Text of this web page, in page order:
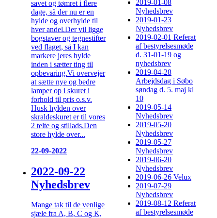
savet og tømret i flere
dage, så der nu er en
hylde og overhylde til
hver andel.Der vil ligge
bogstaver og tegnestifter
ved flaget, så I kan
markere jeres hylde
inden i sætter ting til
opbevaring.Vi overvejer
at sætte nye og bedre
lamper op i skuret i
forhold til pris o.s.v.
Husk hylden over
skraldeskuret er til vores
2 telte og stillads.Den
store hylde over...
22-09-2022
2022-09-22
Nyhedsbrev
Mange tak til de venlige
sjæle fra A, B, C og K,
2019-01-08
Nyhedsbrev
2019-01-23
Nyhedsbrev
2019-02-01 Referat
af bestyrelsesmøde
d. 31-01-19 og
nyhedsbrev
2019-04-28
Arbejdsdag i Søbo
søndag d. 5. maj kl
10
2019-05-14
Nyhedsbrev
2019-05-20
Nyhedsbrev
2019-05-27
Nyhedsbrev
2019-06-20
Nyhedsbrev
2019-06-26 Velux
2019-07-29
Nyhedsbrev
2019-08-12 Referat
af bestyrelsesmøde